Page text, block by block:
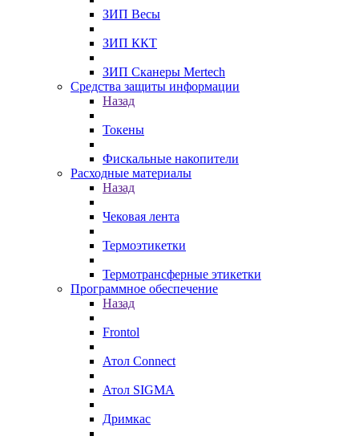
ЗИП Весы
ЗИП ККТ
ЗИП Сканеры Mertech
Средства защиты информации
Назад
Токены
Фискальные накопители
Расходные материалы
Назад
Чековая лента
Термоэтикетки
Термотрансферные этикетки
Программное обеспечение
Назад
Frontol
Атол Connect
Атол SIGMA
Дримкас